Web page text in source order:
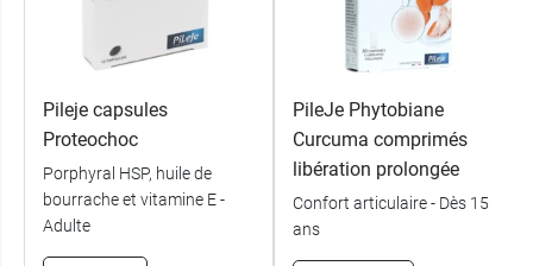
Pileje capsules
Proteochoc
Porphyral HSP, huile de
bourrache et vitamine E -
Adulte
PileJe Phytobiane
Curcuma comprimés
libération prolongée
Confort articulaire - Dès 15
ans